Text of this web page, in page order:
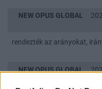
NEW OPUS GLOBAL
rendezték az arányokat,
NEW OPUS GLOBAL